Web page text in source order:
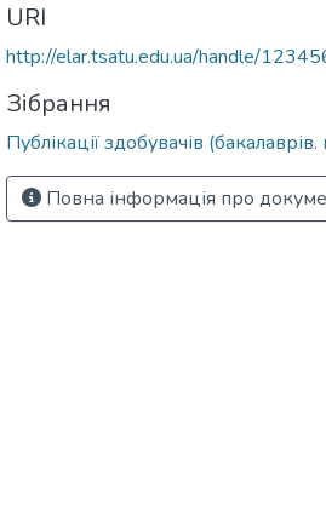
URI
http://elar.tsatu.edu.ua/handle/
Зібрання
Публікації здобувачів (бакалаврів.
Повна інформація про